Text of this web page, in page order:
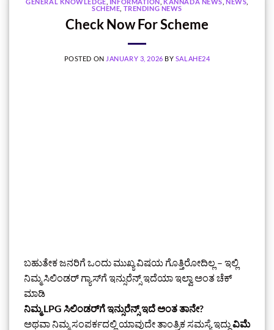
SCHEME TRENDING NEWS
Check Now For Scheme
POSTED ON JANUARY 3, 2026 BY SALAHE24
ಬಹುತೇಕ ಜನರಿಗೆ ಒಂದು ಮುಖ್ಯ ವಿಷಯ ಗೊತ್ತಿರೋದಿಲ್ಲ – ಇಲ್ಲಿ
ನಿಮ್ಮ ಸಿಲಿಂಡರ್ ಗ್ಯಾಸ್‌ಗೆ ಇನ್ಸುರೆನ್ಸ್ ಇದೆಯಾ ಇಲ್ವಾ ಅಂತ ಚೆಕ್
ಮಾಡಿ
ನಿಮ್ಮ LPG ಸಿಲಿಂಡರ್‌ಗೆ ಇನ್ಸುರೆನ್ಸ್ ಇದೆ ಅಂತ ತಾನೇ?
ಅಥವಾ ನಿಮ್ಮ ಸಂಪರ್ಕದಲ್ಲಿ ಯಾವುದೇ ತಾಂತ್ರಿಕ ಸಮಸ್ಯೆ ಇದ್ದುವಿಮೆ